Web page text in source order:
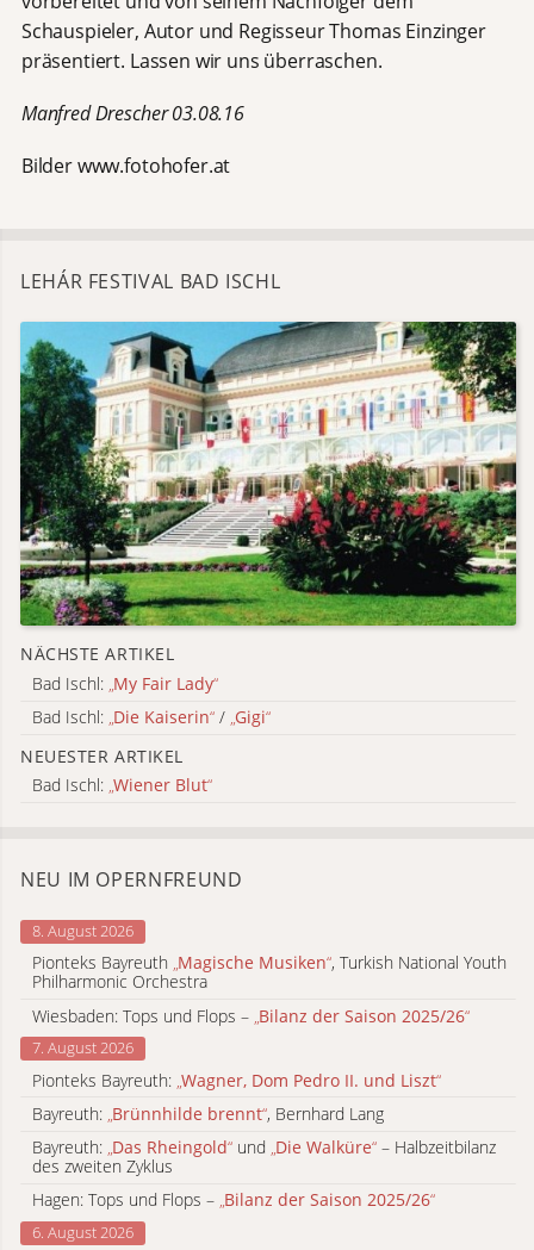
Schauspieler, Autor und Regisseur Thomas Einzinger
präsentiert. Lassen wir uns überraschen.
Manfred Drescher 03.08.16
Bilder www.fotohofer.at
LEHÁR FESTIVAL BAD ISCHL
NÄCHSTE ARTIKEL
Bad Ischl: „My Fair Lady“
Bad Ischl: „Die Kaiserin“ / „Gigi“
NEUESTER ARTIKEL
Bad Ischl: „Wiener Blut“
NEU IM OPERNFREUND
8. August 2026
Pionteks Bayreuth „Magische Musiken“, Turkish National Youth
Philharmonic Orchestra
Wiesbaden: Tops und Flops – Bilanz der Saison 2025/26“
7. August 2026
Pionteks Bayreuth: „Wagner, Dom Pedro II. und Liszt“
Bayreuth: „Brünnhilde brennt“, Bernhard Lang
Bayreuth: „Das Rheingold“ und „Die Walküre“ – Halbzeitbilanz
des zweiten Zyklus
Hagen: Tops und Flops – „Bilanz der Saison 2025/26“
6. August 2026